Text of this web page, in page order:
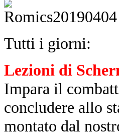
Tutti i giorni:
Lezioni di
Impara il
concludere allo
montato dal